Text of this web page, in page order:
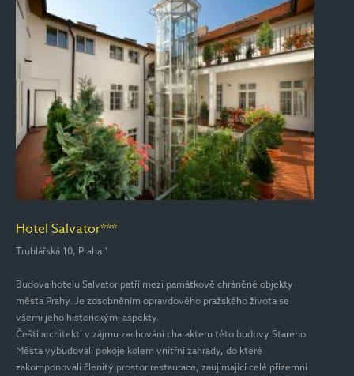
Hotel Salvator***
Truhlářská 10, Praha 1
Budova hotelu Salvator patří mezi památkově chráněné objekty
města Prahy. Je zosobněním opravdového pražského života se
všemi jeho historickými aspekty.
Čeští architekti v zájmu zachování charakteru této budovy Starého
Města vybudovali pokoje kolem vnitřní zahrady, do které
zakomponovali členitý prostor restaurace, zaujímající celé přízemní